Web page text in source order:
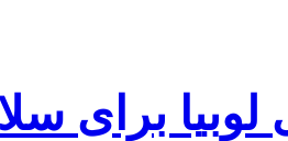
لوبیا برای